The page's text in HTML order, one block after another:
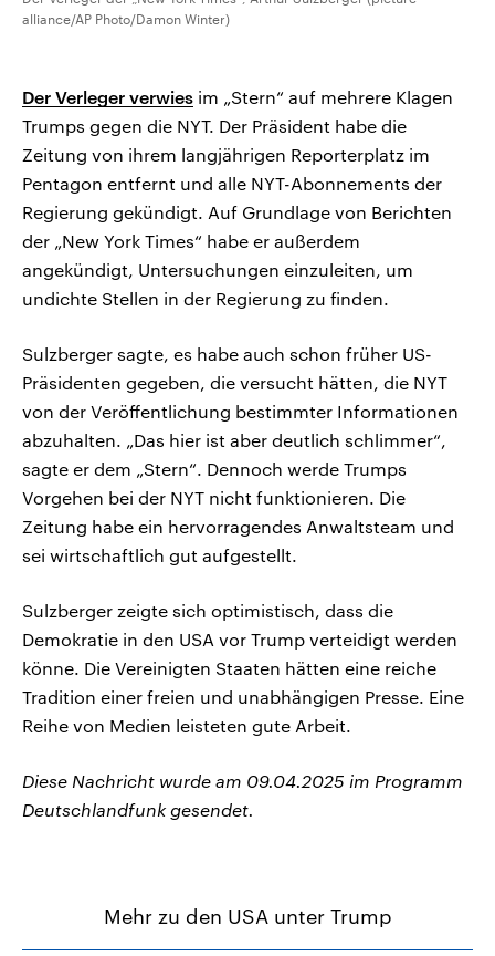
alliance/AP Photo/Damon Winter)
Der Verleger verwies im „Stern“ auf mehrere Klagen
Trumps gegen die NYT. Der Präsident habe die
Zeitung von ihrem langjährigen Reporterplatz im
Pentagon entfernt und alle NYT-Abonnements der
Regierung gekündigt. Auf Grundlage von Berichten
der „New York Times“ habe er außerdem
angekündigt, Untersuchungen einzuleiten, um
undichte Stellen in der Regierung zu finden.
Sulzberger sagte, es habe auch schon früher US-
Präsidenten gegeben, die versucht hätten, die NYT
von der Veröffentlichung bestimmter Informationen
abzuhalten. „Das hier ist aber deutlich schlimmer“,
sagte er dem „Stern“. Dennoch werde Trumps
Vorgehen bei der NYT nicht funktionieren. Die
Zeitung habe ein hervorragendes Anwaltsteam und
sei wirtschaftlich gut aufgestellt.
Sulzberger zeigte sich optimistisch, dass die
Demokratie in den USA vor Trump verteidigt werden
könne. Die Vereinigten Staaten hätten eine reiche
Tradition einer freien und unabhängigen Presse. Eine
Reihe von Medien leisteten gute Arbeit.
Diese Nachricht wurde am 09.04.2025 im Programm
Deutschlandfunk gesendet.
Mehr zu den USA unter Trump